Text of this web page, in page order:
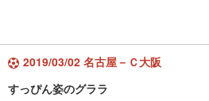
2019/03/02 名古屋－Ｃ大阪
すっぴん姿のグララ